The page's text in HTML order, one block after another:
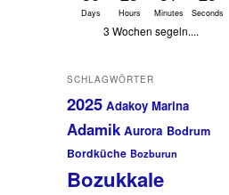
Days Hours Minutes Seconds
3 Wochen segeln....
SCHLAGWÖRTER
2025 Adakoy Marina
Adamik Aurora Bodrum
Bordküche Bozburun
Bozukkale